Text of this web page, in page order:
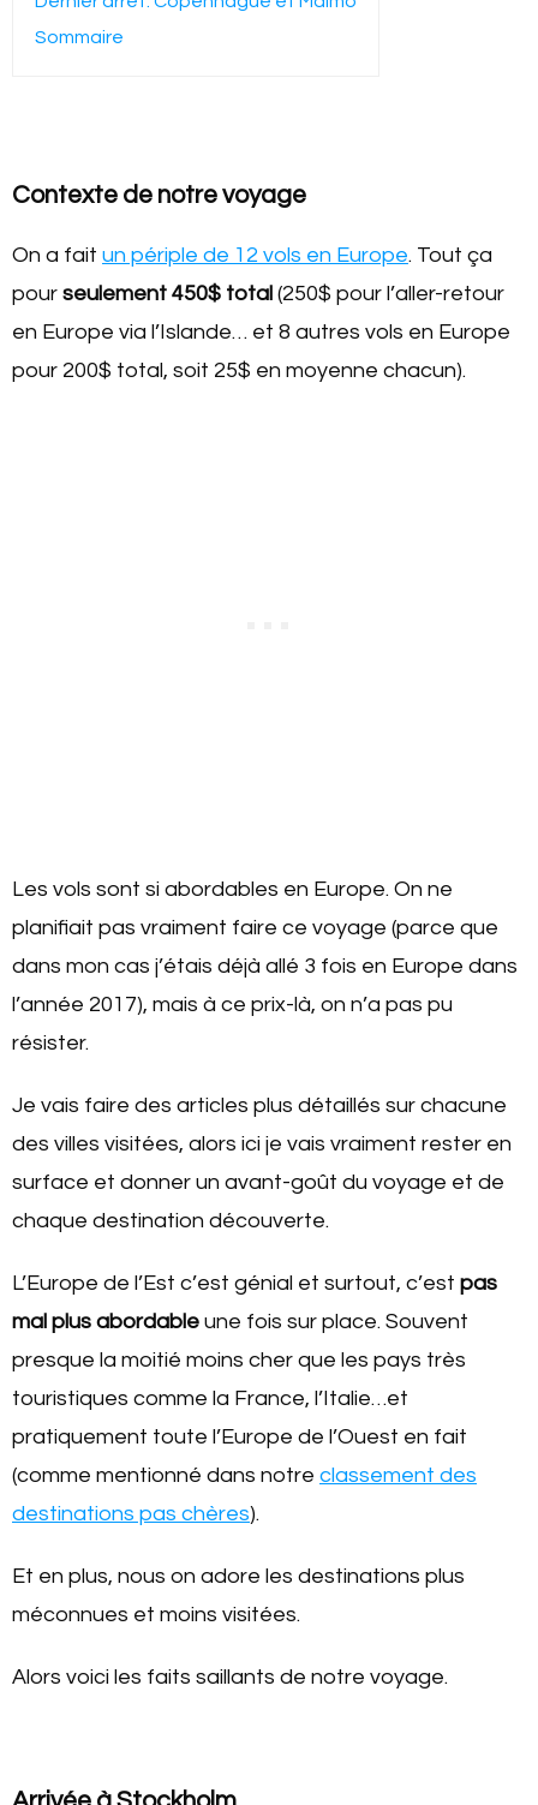
Sommaire
Contexte de notre voyage
On a fait un périple de 12 vols en Europe. Tout ça
pour seulement 450$ total (250$ pour l’aller-retour
en Europe via l’Islande… et 8 autres vols en Europe
pour 200$ total, soit 25$ en moyenne chacun).
Les vols sont si abordables en Europe. On ne
planifiait pas vraiment faire ce voyage (parce que
dans mon cas j’étais déjà allé 3 fois en Europe dans
l’année 2017), mais à ce prix-là, on n’a pas pu
résister.
Je vais faire des articles plus détaillés sur chacune
des villes visitées, alors ici je vais vraiment rester en
surface et donner un avant-goût du voyage et de
chaque destination découverte.
L’Europe de l’Est c’est génial et surtout, c’est pas
mal plus abordable une fois sur place. Souvent
presque la moitié moins cher que les pays très
touristiques comme la France, l’Italie…et
pratiquement toute l’Europe de l’Ouest en fait
(comme mentionné dans notre classement des
destinations pas chères).
Et en plus, nous on adore les destinations plus
méconnues et moins visitées.
Alors voici les faits saillants de notre voyage.